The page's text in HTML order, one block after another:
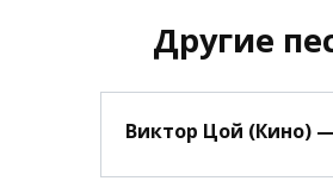
Другие
Виктор Цой (Кино)